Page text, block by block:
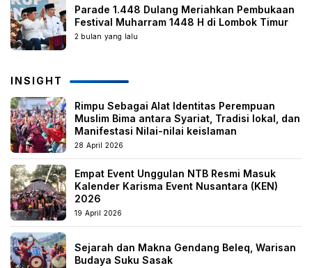
Parade 1.448 Dulang Meriahkan Pembukaan
Festival Muharram 1448 H di Lombok Timur
2 bulan yang lalu
INSIGHT
Rimpu Sebagai Alat Identitas Perempuan
Muslim Bima antara Syariat, Tradisi lokal, dan
Manifestasi Nilai-nilai keislaman
28 April 2026
Empat Event Unggulan NTB Resmi Masuk
Kalender Karisma Event Nusantara (KEN)
2026
19 April 2026
Sejarah dan Makna Gendang Beleq, Warisan
Budaya Suku Sasak